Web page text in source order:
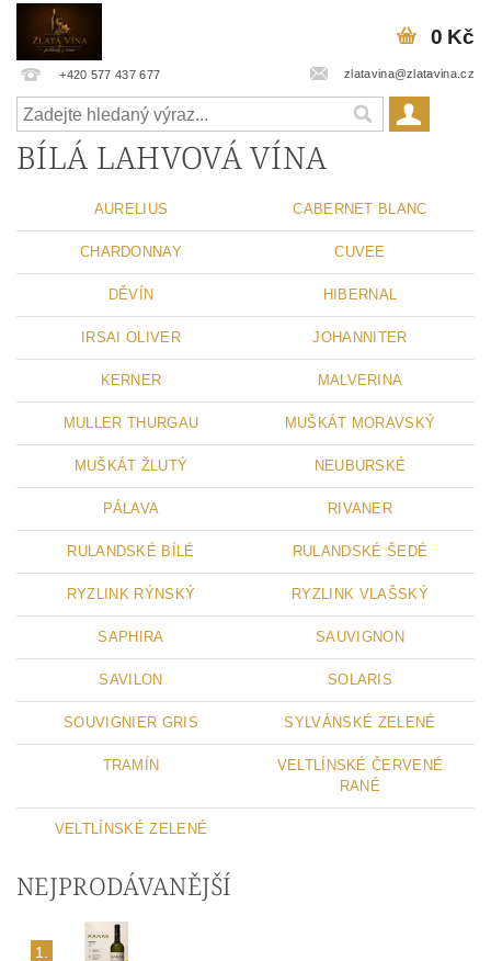
+420 577 437 677 zlatavina@zlatavina.cz
0 Kč
BÍLÁ LAHVOVÁ VÍNA
AURELIUS CABERNET BLANC
CHARDONNAY CUVEE
DĚVÍN HIBERNAL
IRSAI OLIVER JOHANNITER
KERNER MALVERINA
MULLER THURGAU MUŠKÁT MORAVSKÝ
MUŠKÁT ŽLUTÝ NEUBURSKÉ
PÁLAVA RIVANER
RULANDSKÉ BÍLÉ RULANDSKÉ ŠEDÉ
RYZLINK RÝNSKÝ RYZLINK VLAŠSKÝ
SAPHIRA SAUVIGNON
SAVILON SOLARIS
SOUVIGNIER GRIS SYLVÁNSKÉ ZELENÉ
TRAMÍN
VELTLÍNSKÉ ČERVENÉ
RANÉ
VELTLÍNSKÉ ZELENÉ
NEJPRODÁVANĚJŠÍ
1.